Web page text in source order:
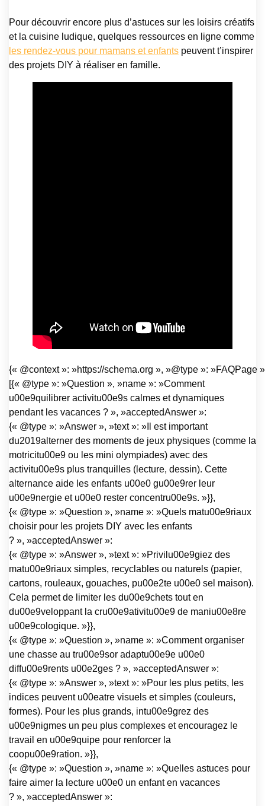
Pour découvrir encore plus d’astuces sur les loisirs créatifs
et la cuisine ludique, quelques ressources en ligne comme
les rendez-vous pour mamans et enfants peuvent t’inspirer
des projets DIY à réaliser en famille.
{« @context »: »https://schema.org », »@type »: »FAQPage
[{« @type »: »Question », »name »: »Comment
u00e9quilibrer activitu00e9s calmes et dynamiques
pendant les vacances ? », »acceptedAnswer »:
{« @type »: »Answer », »text »: »Il est important
du2019alterner des moments de jeux physiques (comme la
motricitu00e9 ou les mini olympiades) avec des
activitu00e9s plus tranquilles (lecture, dessin). Cette
alternance aide les enfants u00e0 gu00e9rer leur
u00e9nergie et u00e0 rester concentru00e9s. »}},
{« @type »: »Question », »name »: »Quels matu00e9riaux
choisir pour les projets DIY avec les enfants
? », »acceptedAnswer »:
{« @type »: »Answer », »text »: »Privilu00e9giez des
matu00e9riaux simples, recyclables ou naturels (papier,
cartons, rouleaux, gouaches, pu00e2te u00e0 sel maison).
Cela permet de limiter les du00e9chets tout en
du00e9veloppant la cru00e9ativitu00e9 de maniu00e8re
u00e9cologique. »}},
{« @type »: »Question », »name »: »Comment organiser
une chasse au tru00e9sor adaptu00e9e u00e0
diffu00e9rents u00e2ges ? », »acceptedAnswer »:
{« @type »: »Answer », »text »: »Pour les plus petits, les
indices peuvent u00eatre visuels et simples (couleurs,
formes). Pour les plus grands, intu00e9grez des
u00e9nigmes un peu plus complexes et encouragez le
travail en u00e9quipe pour renforcer la
coopu00e9ration. »}},
{« @type »: »Question », »name »: »Quelles astuces pour
faire aimer la lecture u00e0 un enfant en vacances
? », »acceptedAnswer »: